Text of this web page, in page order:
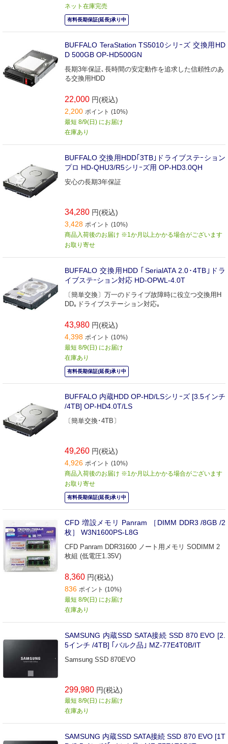
ネット在庫完売
有料長期保証(延長)承り中
BUFFALO TeraStation TS5010シリｰズ 交換用HD
D 500GB OP-HD500GN
長期3年保証､長時間の安定動作を追求した信頼性のあ
る交換用HDD
22,000 円(税込)
2,200 ポイント (10%)
最短 8/9(日) にお届け
在庫あり
BUFFALO 交換用HDD｢3TB｣ドライブステｰション
プロ HD-QHU3/R5シリｰズ用 OP-HD3.0QH
安心の長期3年保証
34,280 円(税込)
3,428 ポイント (10%)
商品入荷後のお届け ※1か月以上かかる場合がございます
お取り寄せ
BUFFALO 交換用HDD ｢SerialATA 2.0･4TB｣ドラ
イブステｰション対応 HD-OPWL-4.0T
〔簡単交換〕万一のドライブ故障時に役立つ交換用H
DD｡ドライブステーション対応｡
43,980 円(税込)
4,398 ポイント (10%)
最短 8/9(日) にお届け
在庫あり
有料長期保証(延長)承り中
BUFFALO 内蔵HDD OP-HD/LSシリｰズ [3.5インチ
/4TB] OP-HD4.0T/LS
〔簡単交換･4TB〕
49,260 円(税込)
4,926 ポイント (10%)
商品入荷後のお届け ※1か月以上かかる場合がございます
お取り寄せ
有料長期保証(延長)承り中
CFD 増設メモリ Panram ［DIMM DDR3 /8GB /2
枚］ W3N1600PS-L8G
CFD Panram DDR31600 ノート用メモリ SODIMM 2
枚組 (低電圧1.35V)
8,360 円(税込)
836 ポイント (10%)
最短 8/9(日) にお届け
在庫あり
SAMSUNG 内蔵SSD SATA接続 SSD 870 EVO [2.
5インチ /4TB] ｢バルク品｣ MZ-77E4T0B/IT
Samsung SSD 870EVO
299,980 円(税込)
最短 8/9(日) にお届け
在庫あり
SAMSUNG 内蔵SSD SATA接続 SSD 870 EVO [1T